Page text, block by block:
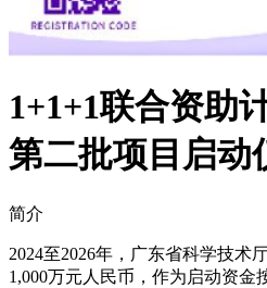
1+1+1联合资助
第二批项目启动
简介
2024至2026年，广东省科学技术
1,000万元人民币，作为启动资金